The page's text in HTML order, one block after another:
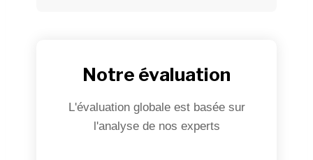
Notre évaluation
L'évaluation globale est basée sur
l'analyse de nos experts